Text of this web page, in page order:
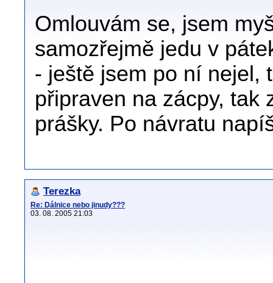
Omlouvám se, jsem
samozřejmě jedu v
- ještě jsem po ní nejel,
připraven na zácpy, tak
prášky. Po návratu
Terezka
Re: Dálnice nebo jinudy???
03. 08. 2005 21:03